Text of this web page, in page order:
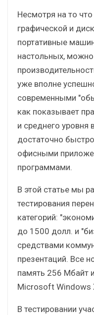
Несмотря на то
графической и
портативные
настольных,
уже вполне
современными
как показывает
и среднего уровня
достаточно
офисными
программами.
В этой статье мы
тестирования
категорий:
до 1500 долл. и
средствами
презентаций. Все
память 256 Мбайт
Microsoft Windows
В тестировании